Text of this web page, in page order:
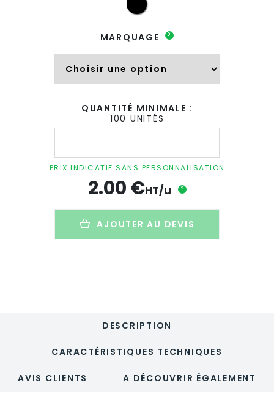
MARQUAGE ?
QUANTITÉ MINIMALE :
100 UNITÉS
quantité
personnalisé
en
FOLKLORE
PRIX INDICATIF SANS PERSONNALISATION
2.00€HT/u ?
AJOUTER AU DEVIS
DESCRIPTION
CARACTÉRISTIQUES TECHNIQUES
AVIS CLIENTS A DÉCOUVRIR ÉGALEMENT